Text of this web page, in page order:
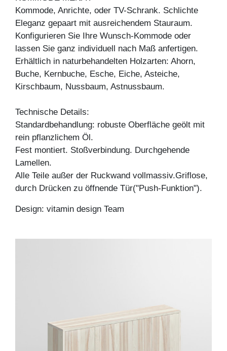
Kommode, Anrichte, oder TV-Schrank. Schlichte
Eleganz gepaart mit ausreichendem Stauraum.
Konfigurieren Sie Ihre Wunsch-Kommode oder
lassen Sie ganz individuell nach Maß anfertigen.
Erhältlich in naturbehandelten Holzarten: Ahorn,
Buche, Kernbuche, Esche, Eiche, Asteiche,
Kirschbaum, Nussbaum, Astnussbaum.
Technische Details:
Standardbehandlung: robuste Oberfläche geölt mit
rein pflanzlichem Öl.
Fest montiert. Stoßverbindung. Durchgehende
Lamellen.
Alle Teile außer der Ruckwand vollmassiv.Griflose,
durch Drücken zu öffnende Tür("Push-Funktion").
Design: vitamin design Team